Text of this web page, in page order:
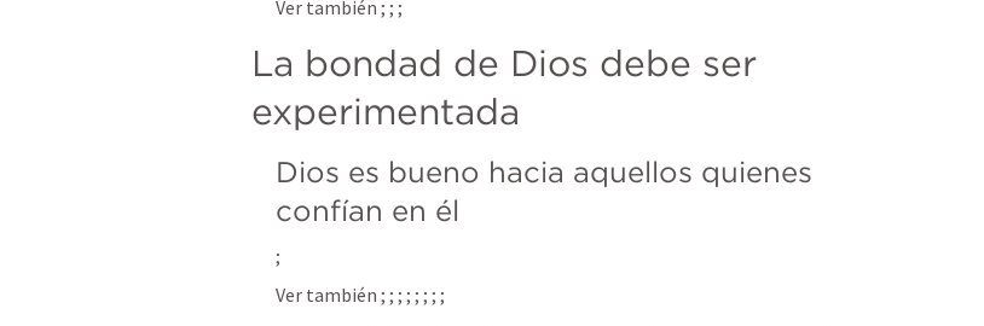
Ver también ; ; ;
La bondad de Dios debe ser
experimentada
Dios es bueno hacia aquellos quienes
confían en él
;
Ver también ; ; ; ; ; ; ; ;